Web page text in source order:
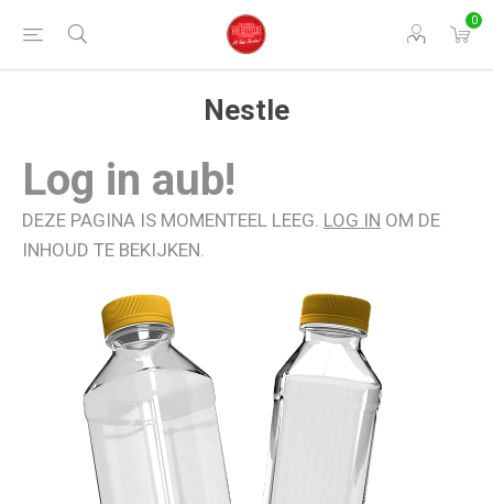
0
Nestle
Log in aub!
DEZE PAGINA IS MOMENTEEL LEEG. LOG IN OM DE
INHOUD TE BEKIJKEN.